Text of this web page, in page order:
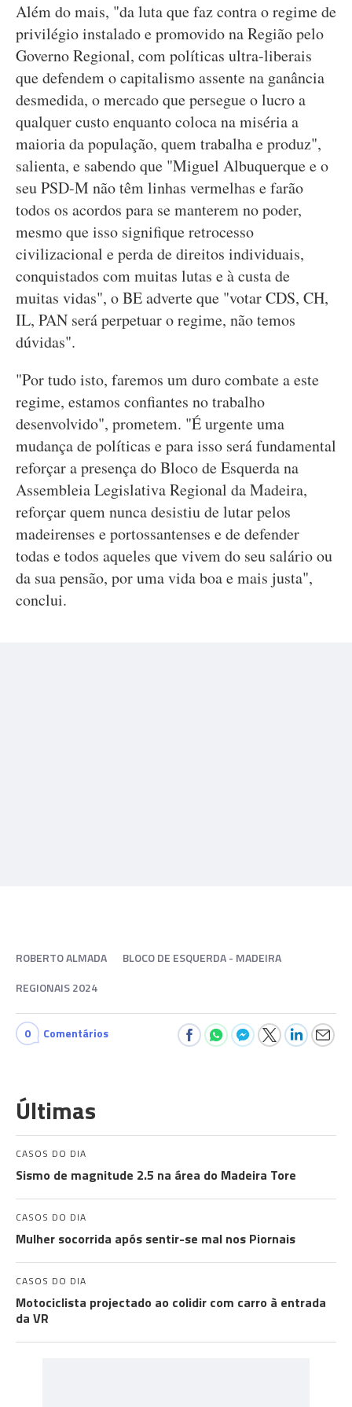
Além do mais, "da luta que faz contra o regime de
privilégio instalado e promovido na Região pelo
Governo Regional, com políticas ultra-liberais
que defendem o capitalismo assente na ganância
desmedida, o mercado que persegue o lucro a
qualquer custo enquanto coloca na miséria a
maioria da população, quem trabalha e produz",
salienta, e sabendo que "Miguel Albuquerque e o
seu PSD-M não têm linhas vermelhas e farão
todos os acordos para se manterem no poder,
mesmo que isso signifique retrocesso
civilizacional e perda de direitos individuais,
conquistados com muitas lutas e à custa de
muitas vidas", o BE adverte que "votar CDS, CH,
IL, PAN será perpetuar o regime, não temos
dúvidas".
"Por tudo isto, faremos um duro combate a este
regime, estamos confiantes no trabalho
desenvolvido", prometem. "É urgente uma
mudança de políticas e para isso será fundamental
reforçar a presença do Bloco de Esquerda na
Assembleia Legislativa Regional da Madeira,
reforçar quem nunca desistiu de lutar pelos
madeirenses e portossantenses e de defender
todas e todos aqueles que vivem do seu salário ou
da sua pensão, por uma vida boa e mais justa",
conclui.
ROBERTO ALMADA
BLOCO DE ESQUERDA - MADEIRA
REGIONAIS 2024
0 Comentários
Últimas
CASOS DO DIA
Sismo de magnitude 2.5 na área do Madeira Tore
CASOS DO DIA
Mulher socorrida após sentir-se mal nos Piornais
CASOS DO DIA
Motociclista projectado ao colidir com carro à entrada
da VR